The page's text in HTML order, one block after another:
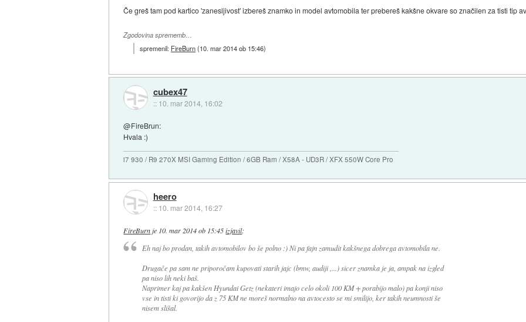
Če greš tam pod kartico 'zanesljivost' izbereš znamko in model avtomobila ter prebereš kakšne okvare so značilen za tisti tip
Zgodovina sprememb…
spremenil: FireBurn(10. mar 2014 ob 15:46)
cubex47
:: 10. mar 2014, 16:02
@FireBrun:
Hvala :)
i7 930 / R9 270X MSI Gaming Edition / 6GB Ram / X58A - UD3R / XFX 550W Core Pro
heero
:: 10. mar 2014, 16:27
FireBurn je 10. mar 2014 ob 15:45 izjavil:
Eh naj bo prodan, takih avtomobilov bo še polno :) Ni pa fajn zamudit kakšnega dobrega avtomobila ne.
Drugače pa sam ne priporočam kupovati starih jajc (bmw, audiji ,...) sicer znamka je ja, ampak na izgled
pa niso lih neki baš.
Naprimer kaj pa kakšen Hyundai Getz (nekateri imajo celo okoli 100 KM + porabijo malo) pa konji niso
vse in tisti ki govorijo da z 75 KM ne moreš normalno na avtocesto se mi smilijo, ker takih neumnosti še
nisem slišal.